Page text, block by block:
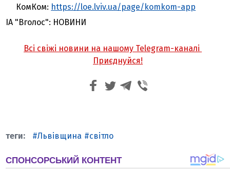
КомКом: https://loe.lviv.ua/page/komkom-app
ІА "Вголос": НОВИНИ
Всі свіжі новини на нашому Telegram-каналі
Приєднуйся!
Львівщина світло